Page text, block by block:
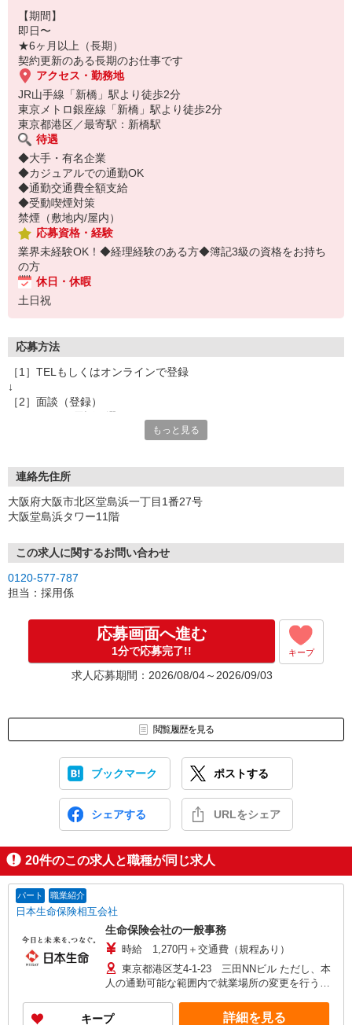
【期間】
即日〜
★6ヶ月以上（長期）
契約更新のある長期のお仕事です
アクセス・勤務地
JR山手線「新橋」駅より徒歩2分
東京メトロ銀座線「新橋」駅より徒歩2分
東京都港区／最寄駅：新橋駅
待遇
◆大手・有名企業
◆カジュアルでの通勤OK
◆通勤交通費全額支給
◆受動喫煙対策
禁煙（敷地内/屋内）
応募資格・経験
業界未経験OK！◆経理経験のある方◆簿記3級の資格をお持ち
の方
休日・休暇
土日祝
応募方法
［1］TELもしくはオンラインで登録
↓
［2］面談（登録）
［3］お仕事の紹介
ご希望条件に合うお仕事があればその他のお仕事もご紹介
↓
就業にあたっての手続きを行います。
↓
［5］お仕事スタート
出勤初日は営業担当が同行するので
※ご応募のタイミングによっては募集が終了している場合もござい
ます。予めご了承ください。
もっと見る
連絡先住所
大阪府大阪市北区堂島浜一丁目1番27号
大阪堂島浜タワー11階
この求人に関するお問い合わせ
0120-577-787
担当：採用係
応募画面へ進む
1分で応募完了!! キープ
求人応募期間：2026/08/04～2026/09/03
閲覧履歴を見る
ブックマーク ポストする
シェアする URLをシェア
20件のこの求人と職種が同じ求人
パート 職業紹介
日本生命保険相互会社
生命保険会社の一般事務
時給 1,270円＋交通費（規程あり）
東京都港区芝4-1-23 三田NNビル ただし、本
人の通勤可能な範囲内で就業場所の変更を行うこ
キープ 詳細を見る